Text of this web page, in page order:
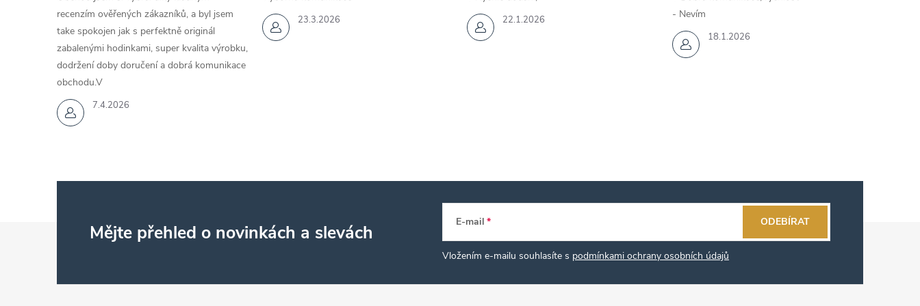
7.4.2026
recenzím ověřených zákazníků, a byl jsem
take spokojen jak s perfektně originál
zabalenými hodinkami, super kvalita výrobku,
dodržení doby doručení a dobrá komunikace
obchodu.V
23.3.2026 22.1.2026
18.1.2026
- Nevím
Mějte přehled o novinkách a slevách E-mail
Vložením e-mailu souhlasíte s podmínkami ochrany osobních údajů
ODEBÍRAT